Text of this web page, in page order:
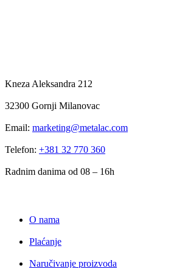
Kneza Aleksandra 212
32300 Gornji Milanovac
Email: marketing@metalac.com
Telefon: +381 32 770 360
Radnim danima od 08 – 16h
O nama
Plaćanje
Naručivanje proizvoda